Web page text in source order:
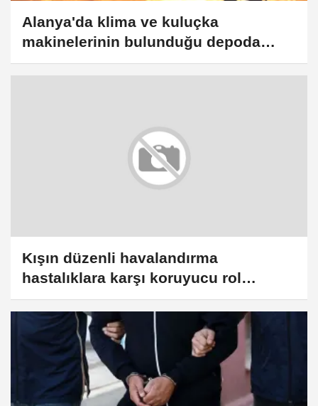
Alanya'da klima ve kuluçka
makinelerinin bulunduğu depoda
ikinci kez yangın çıktı
Kışın düzenli havalandırma
hastalıklara karşı koruyucu rol
oynuyor